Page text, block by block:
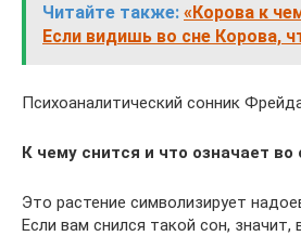
Читайте также: «Корова к
Если видишь во сне Корова,
Психоаналитический сонник
К чему снится и что означает во
Это растение символизирует
Если вам снился такой сон, значит,